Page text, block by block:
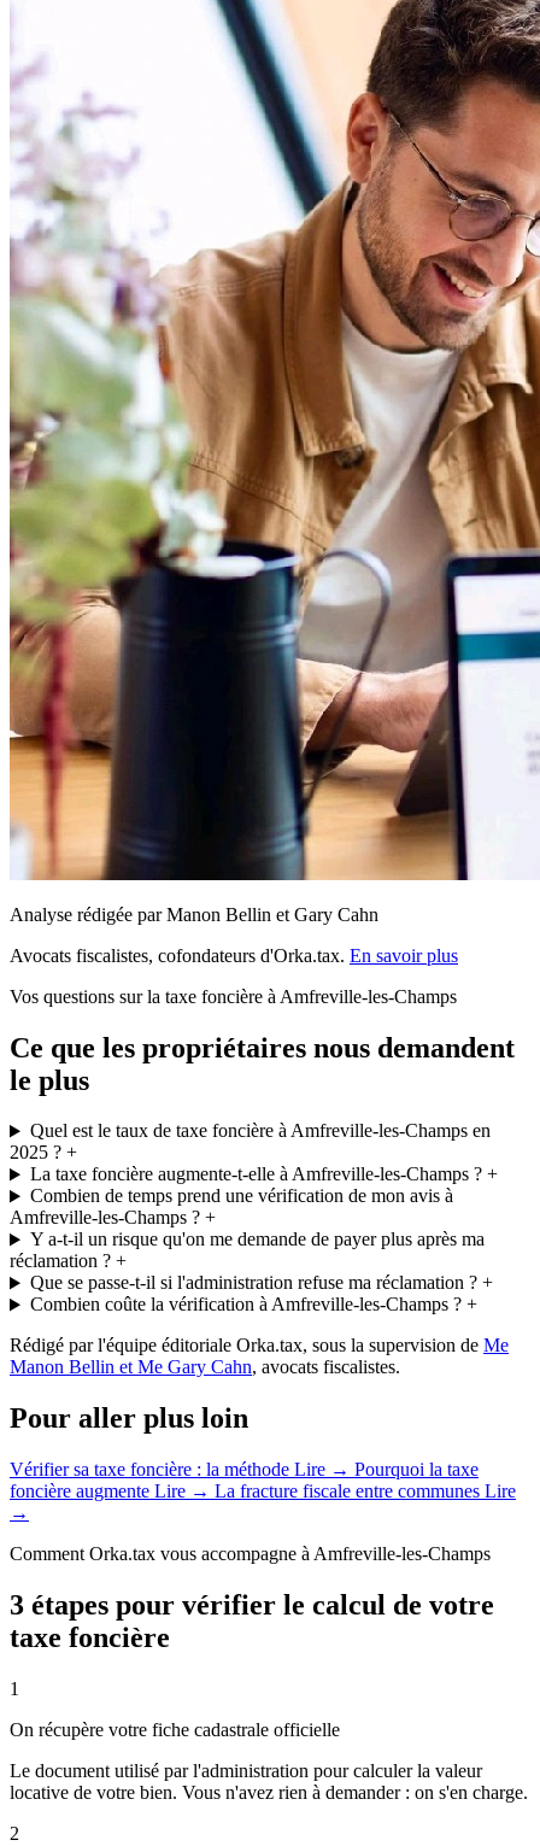
Analyse rédigée par Manon Bellin et Gary Cahn
Avocats fiscalistes, cofondateurs d'Orka.tax. En savoir plus
Vos questions sur la taxe foncière à Amfreville-les-Champs
Ce que les propriétaires nous demandent
le plus
Quel est le taux de taxe foncière à Amfreville-les-Champs en
2025 ? +
La taxe foncière augmente-t-elle à Amfreville-les-Champs ?+
Combien de temps prend une vérification de mon avis à
Amfreville-les-Champs ? +
Y a-t-il un risque qu'on me demande de payer plus après ma
réclamation ? +
Que se passe-t-il si l'administration refuse ma réclamation ?+
Combien coûte la vérification à Amfreville-les-Champs ?+
Rédigé par l'équipe éditoriale Orka.tax, sous la supervision de Me
Manon Bellin et Me Gary Cahn, avocats fiscalistes.
Pour aller plus loin
Vérifier sa taxe foncière : la méthode Lire → Pourquoi la taxe
foncière augmente Lire → La fracture fiscale entre communes Lire
→
Comment Orka.tax vous accompagne à Amfreville-les-Champs
3 étapes pour vérifier le calcul de votre
taxe foncière
1
On récupère votre fiche cadastrale officielle
Le document utilisé par l'administration pour calculer la valeur
locative de votre bien. Vous n'avez rien à demander : on s'en charge.
2